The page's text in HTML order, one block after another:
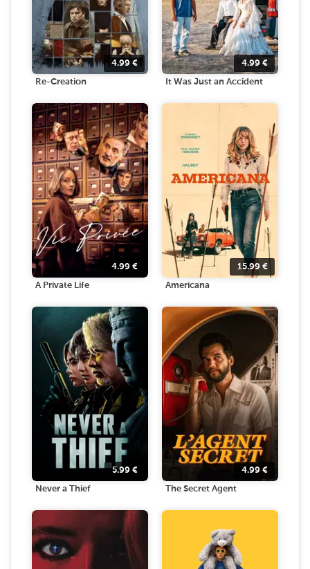
4.99 €
Re-Creation
4.99 €
It Was Just an Accident
4.99 €
A Private Life
15.99 €
Americana
5.99 €
Never a Thief
4.99 €
The Secret Agent